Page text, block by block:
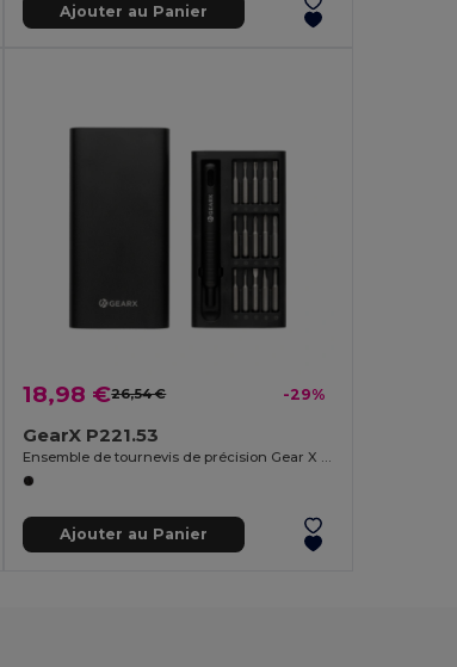
Ajouter au Panier
18,98 €26,54 € -29%
GearX P221.53
Ajouter au Panier